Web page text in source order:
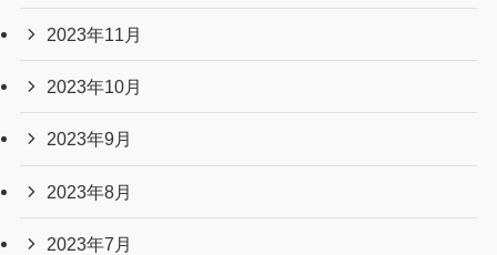
2023年11月
2023年10月
2023年9月
2023年8月
2023年7月